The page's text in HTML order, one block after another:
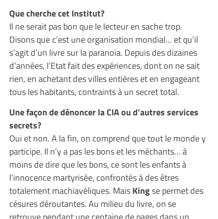
Que cherche cet Institut?
Il ne serait pas bon que le lecteur en sache trop.
Disons que c’est une organisation mondial… et qu’il
s’agit d’un livre sur la paranoia. Depuis des dizaines
d’années, l’Etat fait des expériences, dont on ne sait
rien, en achetant des villes entières et en engageant
tous les habitants, contraints à un secret total.
Une façon de dénoncer la CIA ou d’autres services
secrets?
Oui et non. A la fin, on comprend que tout le monde y
participe. Il n’y a pas les bons et les méchants… à
moins de dire que les bons, ce sont les enfants à
l’innocence martyrisée, confrontés à des êtres
totalement machiavéliques. MaisKingse permet des
césures déroutantes. Au milieu du livre, on se